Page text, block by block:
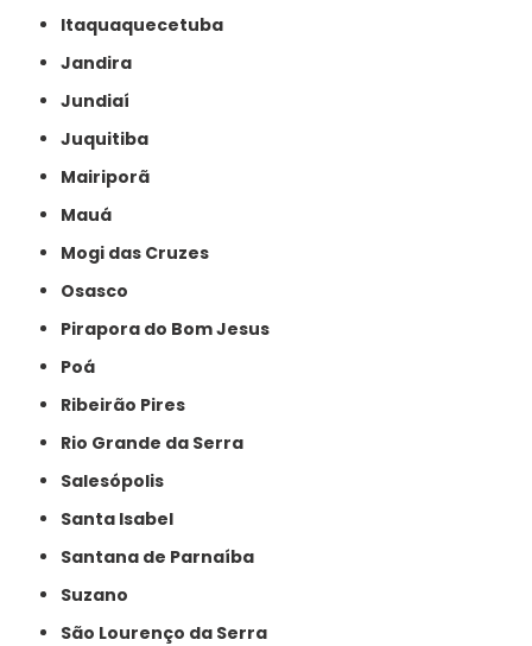
Itaquaquecetuba
Jandira
Jundiaí
Juquitiba
Mairiporã
Mauá
Mogi das Cruzes
Osasco
Pirapora do Bom Jesus
Poá
Ribeirão Pires
Rio Grande da Serra
Salesópolis
Santa Isabel
Santana de Parnaíba
Suzano
São Lourenço da Serra